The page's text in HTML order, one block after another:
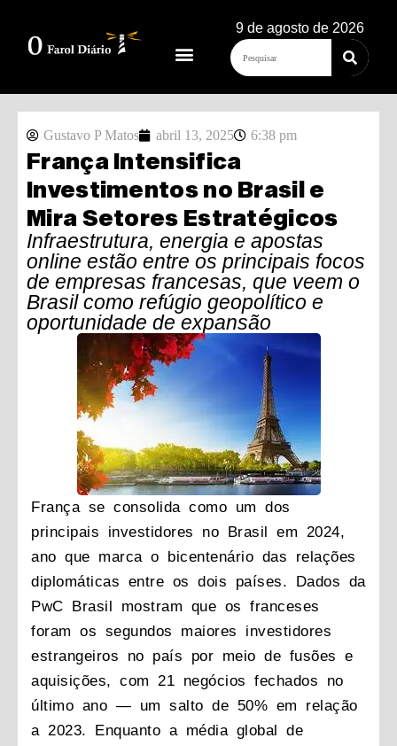
9 de agosto de 2026
Gustavo P Matos abril 13, 2025 6:38 pm
França Intensifica
Investimentos no Brasil e
Mira Setores Estratégicos
Infraestrutura, energia e apostas
online estão entre os principais focos
de empresas francesas, que veem o
Brasil como refúgio geopolítico e
oportunidade de expansão
França se consolida como um dos
principais investidores no Brasil em 2024,
ano que marca o bicentenário das relações
diplomáticas entre os dois países. Dados da
PwC Brasil mostram que os franceses
foram os segundos maiores investidores
estrangeiros no país por meio de fusões e
aquisições, com 21 negócios fechados no
último ano — um salto de 50% em relação
a 2023. Enquanto a média global de